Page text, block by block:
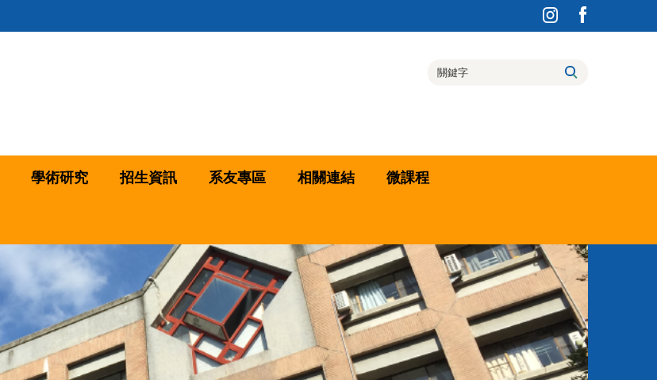
學術研究 招生資訊 系友專區 相關連結 微課程